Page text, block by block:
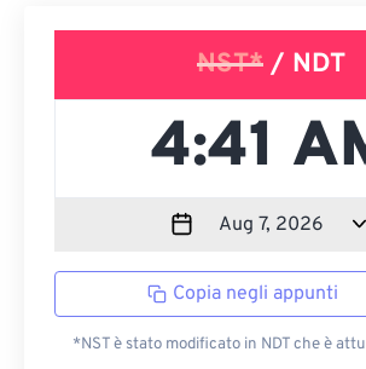
NST*/ NDT
Copia negli appunti
*NST è stato modificato in NDT che è